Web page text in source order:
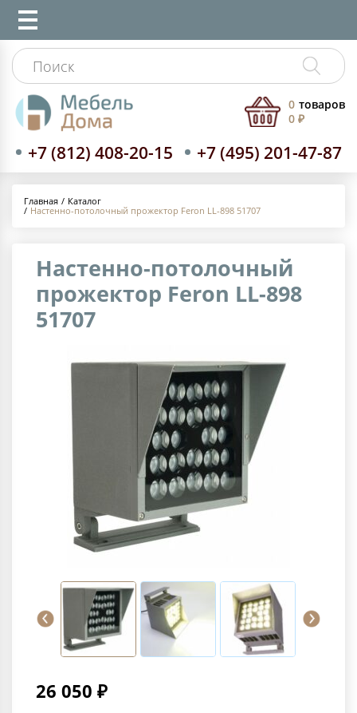
+7 (812) 408-20-15 +7 (495) 201-47-87
0 товаров
0 ₽
Главная
Каталог
Настенно-потолочный прожектор Feron LL-898 51707
Настенно-потолочный
прожектор Feron LL-898
51707
26 050 ₽